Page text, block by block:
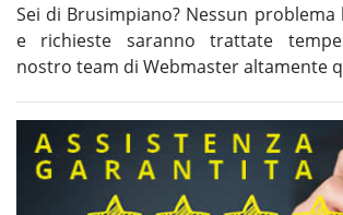
Sei di Brusimpiano? Nessun
e richieste saranno trattate
nostro team di Webmaster altamente